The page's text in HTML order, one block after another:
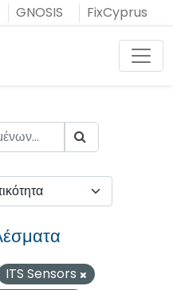
GNOSIS FixCyprus
ITS Sensors